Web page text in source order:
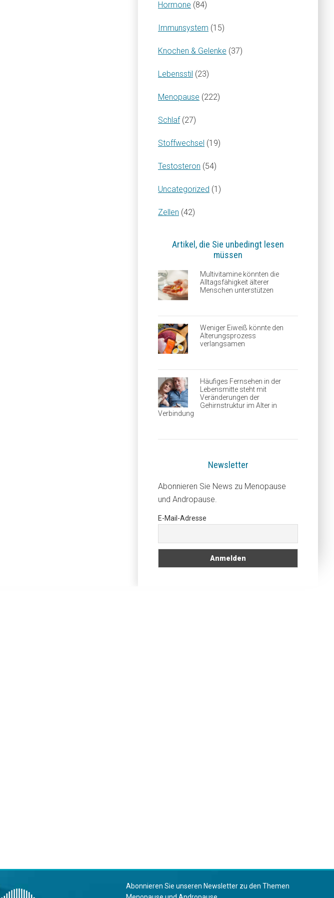
Hormone (84)
Immunsystem (15)
Knochen & Gelenke (37)
Lebensstil (23)
Menopause (222)
Schlaf(27)
Stoffwechsel (19)
Testosteron (54)
Uncategorized (1)
Zellen (42)
Artikel, die Sie unbedingt lesen
müssen
Multivitamine könnten die
Alltagsfähigkeit älterer
Menschen unterstützen
Weniger Eiweiß könnte den
Alterungsprozess
verlangsamen
Häufiges Fernsehen in der
Lebensmitte steht mit
Veränderungen der
Gehirnstruktur im Alter in
Verbindung
Newsletter
Abonnieren Sie News zu Menopause
und Andropause.
E-Mail-Adresse
Abonnieren Sie unseren Newsletter zu den Themen